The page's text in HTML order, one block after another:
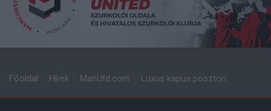
Főoldal Hírek ManUtd.com Luxus kapus poszton